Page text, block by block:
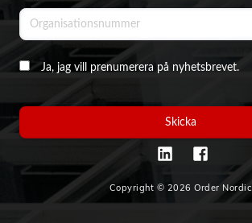
Ja, jag vill prenumerera på nyhetsbrevet.
Skicka
Copyright © 2026 Order Nordic